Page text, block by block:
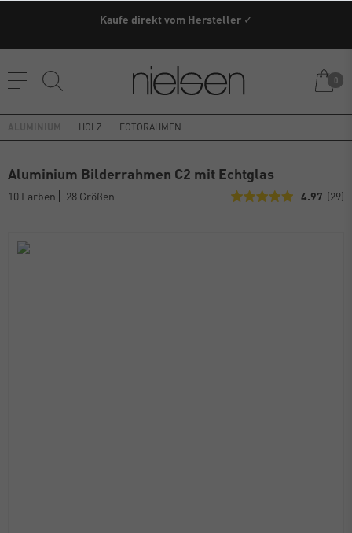
Kaufe direkt vom Hersteller ✓
0
HOLZ FOTORAHMEN
Aluminium Bilderrahmen C2 mit Echtglas
10 Farben 28 Größen 4.97 (29)